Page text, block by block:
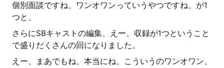
個別面談ですね、ワンオワンっていうやつですね、が1
つと、
さらにSBキャストの編集、えー、収録が1つということ
で盛りだくさんの回になりました。
えー、まあでもね、本当にね、こういうのワンオワン、